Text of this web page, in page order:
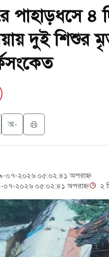
দক্ষিণ কোরিয়ার বন্দি ২৫ শতাংশ
জুমার বয়ান ও নামাজ পড়াবেন
আবেদন, বরগুনার এসআইয়ের
সৌদির বিনিয়োগের আহবান
পথে ইসরায়েলীরা,হাতছাড়ার
আজ বিক্ষোভ
পাহাড়ধসে ৪
দুই শিশুর
অ-
২০২৬ ০৫:০২:৪১ অপরাহ্ন
২০২৬ ০৫:০২:৪১ অপরাহ্ন
২